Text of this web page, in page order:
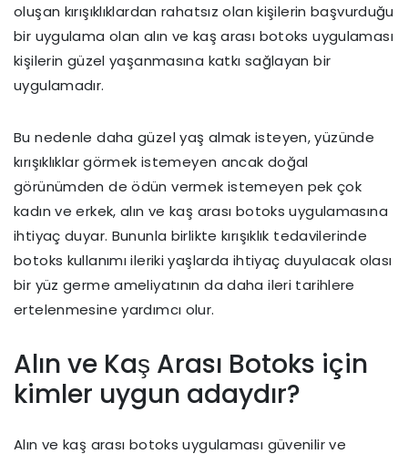
oluşan kırışıklıklardan rahatsız olan kişilerin başvurduğu
bir uygulama olan alın ve kaş arası botoks uygulaması
kişilerin güzel yaşanmasına katkı sağlayan bir
uygulamadır.
Bu nedenle daha güzel yaş almak isteyen, yüzünde
kırışıklıklar görmek istemeyen ancak doğal
görünümden de ödün vermek istemeyen pek çok
kadın ve erkek, alın ve kaş arası botoks uygulamasına
ihtiyaç duyar. Bununla birlikte kırışıklık tedavilerinde
botoks kullanımı ileriki yaşlarda ihtiyaç duyulacak olası
bir yüz germe ameliyatının da daha ileri tarihlere
ertelenmesine yardımcı olur.
Alın ve Kaş Arası Botoks için
kimler uygun adaydır?
Alın ve kaş arası botoks uygulaması güvenilir ve